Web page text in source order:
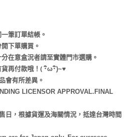
筆訂單結帳。
開下單購買。
在意盒況者請至實體門市選購。
再付款哦！ ( ･ω･)~♥
會有所差異。
LICENSOR APPROVAL.FINAL
日，根據貨運及海關情況，抵達台灣時間